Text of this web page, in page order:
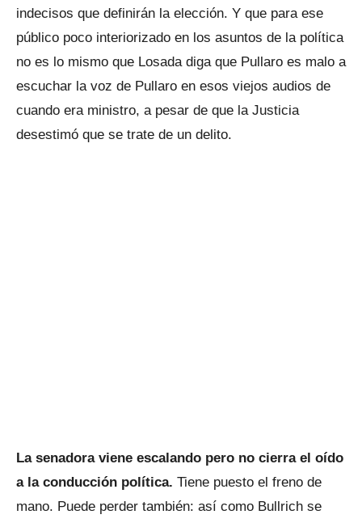
indecisos que definirán la elección. Y que para ese
público poco interiorizado en los asuntos de la política
no es lo mismo que Losada diga que Pullaro es malo a
escuchar la voz de Pullaro en esos viejos audios de
cuando era ministro, a pesar de que la Justicia
desestimó que se trate de un delito.
La senadora viene escalando pero no cierra el oído
a la conducción política. Tiene puesto el freno de
mano. Puede perder también: así como Bullrich se